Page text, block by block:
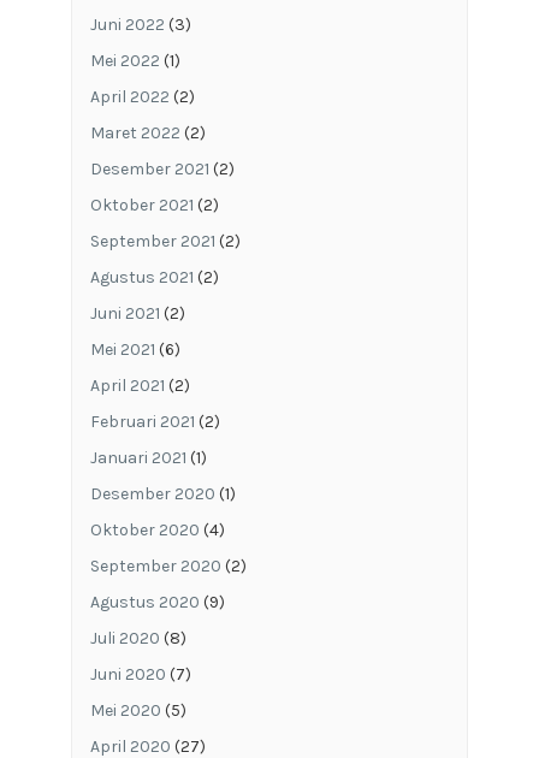
Juni 2022 (3)
Mei 2022 (1)
April 2022 (2)
Maret 2022 (2)
Desember 2021 (2)
Oktober 2021 (2)
September 2021 (2)
Agustus 2021 (2)
Juni 2021 (2)
Mei 2021 (6)
April 2021 (2)
Februari 2021 (2)
Januari 2021 (1)
Desember 2020 (1)
Oktober 2020 (4)
September 2020 (2)
Agustus 2020 (9)
Juli 2020 (8)
Juni 2020 (7)
Mei 2020 (5)
April 2020 (27)